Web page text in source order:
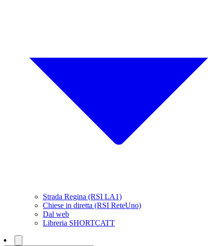
Strada Regina (RSI LA1)
Chiese in diretta (RSI ReteUno)
Dal web
Libreria SHORTCATT